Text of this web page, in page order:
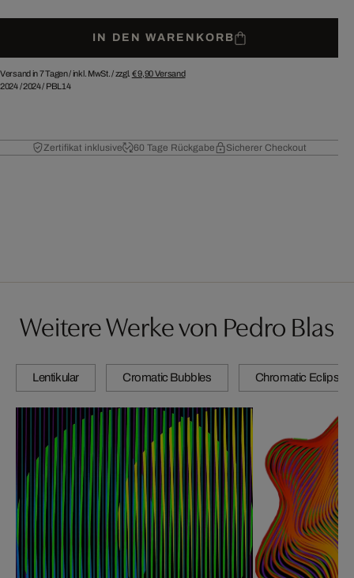
IN DEN WARENKORB
Versand in 7 Tagen /inkl. MwSt. / zzgl. € 9,90Versand
2024/2024/ PBL14
Zertifikat inklusive 60 Tage Rückgabe Sicherer Checkout
Weitere Werke von Pedro Blas
Lentikular Cromatic Bubbles Chromatic Eclipse